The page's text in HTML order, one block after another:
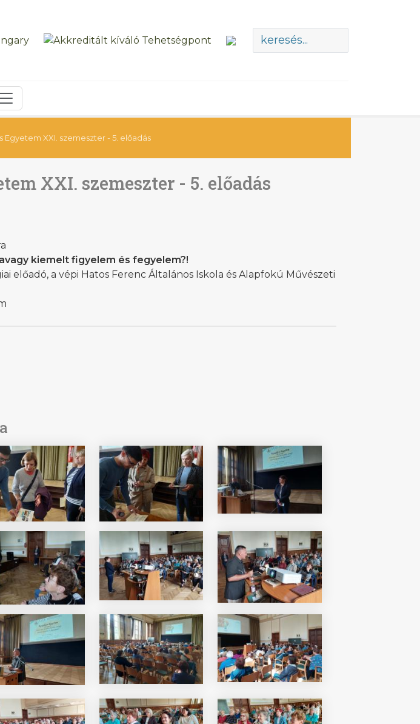
Egyetem XXI. szemeszter - 5. előadás
Ferenc Általános
és Alapfokú Művészeti
XXI. szemeszter - 5. előadás
kiemelt figyelem és fegyelem?!
előadó, a vépi Hatos Ferenc Általános Iskola és Alapfokú Művészeti